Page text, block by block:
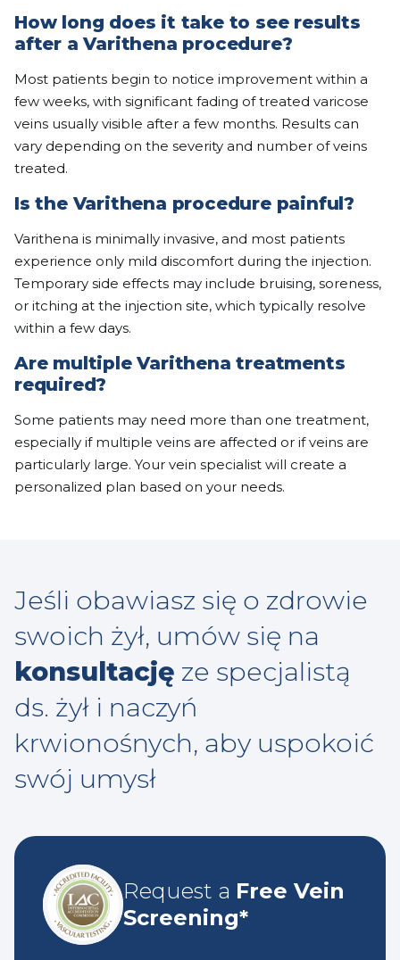
How long does it take to see results
after a Varithena procedure?
Most patients begin to notice improvement within a
few weeks, with significant fading of treated varicose
veins usually visible after a few months. Results can
vary depending on the severity and number of veins
treated.
Is the Varithena procedure painful?
Varithena is minimally invasive, and most patients
experience only mild discomfort during the injection.
Temporary side effects may include bruising, soreness,
or itching at the injection site, which typically resolve
within a few days.
Are multiple Varithena treatments
required?
Some patients may need more than one treatment,
especially if multiple veins are affected or if veins are
particularly large. Your vein specialist will create a
personalized plan based on your needs.
Jeśli obawiasz się o zdrowie
swoich żył, umów się na
konsultację ze specjalistą
ds. żył i naczyń
krwionośnych, aby uspokoić
swój umysł
Request a Free Vein
Screening*